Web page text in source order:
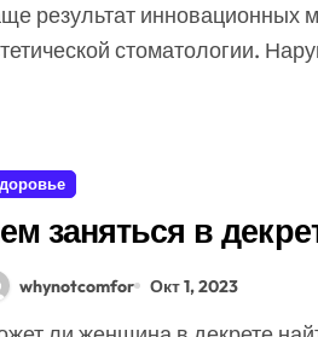
результат инновационных
стоматологии.
заняться в
whynotcomfor Окт 1, 2023